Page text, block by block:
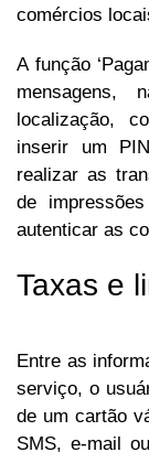
comércios
A função
mensagens,
localização,
inserir um
realizar as
de
autenticar as
Taxas e
Entre as
serviço, o
de um cartão
SMS, e-mail